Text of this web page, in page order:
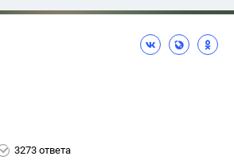
3273 ответа